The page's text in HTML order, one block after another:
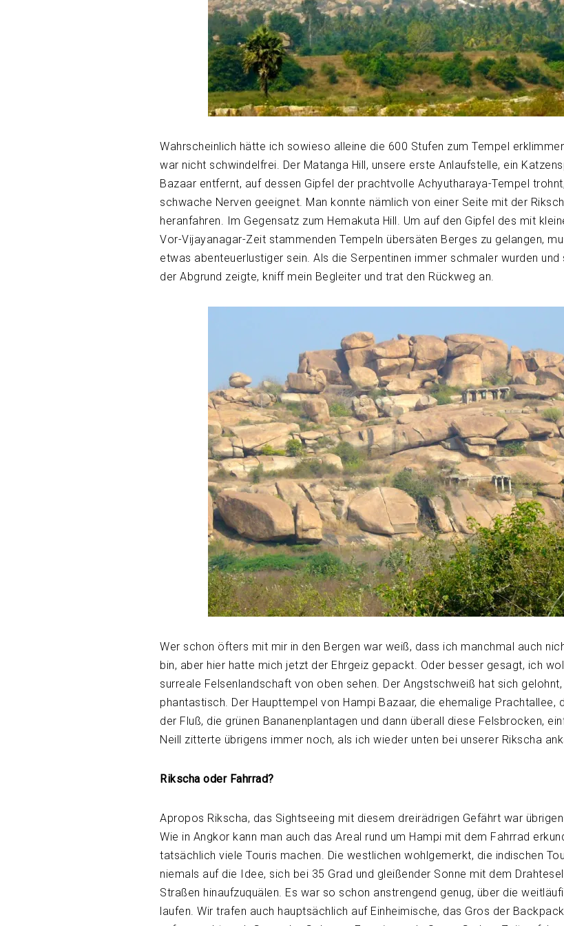
Wahrscheinlich hätte ich sowieso alleine die 600 Stufen zum Tempel
war nicht schwindelfrei. Der Matanga Hill, unsere erste Anlaufstelle, ein
Bazaar entfernt, auf dessen Gipfel der prachtvolle Achyutharaya-Tempel
schwache Nerven geeignet. Man konnte nämlich von einer Seite mit der
heranfahren. Im Gegensatz zum Hemakuta Hill. Um auf den Gipfel des mit
Vor-Vijayanagar-Zeit stammenden Tempeln übersäten Berges zu gelangen,
etwas abenteuerlustiger sein. Als die Serpentinen immer schmaler wurden und
der Abgrund zeigte, kniff mein Begleiter und trat den Rückweg an.
Wer schon öfters mit mir in den Bergen war weiß, dass ich manchmal auch
bin, aber hier hatte mich jetzt der Ehrgeiz gepackt. Oder besser gesagt, ich
surreale Felsenlandschaft von oben sehen. Der Angstschweiß hat sich
phantastisch. Der Haupttempel von Hampi Bazaar, die ehemalige Prachtallee,
der Fluß, die grünen Bananenplantagen und dann überall diese Felsbrocken,
Neill zitterte übrigens immer noch, als ich wieder unten bei unserer Rikscha
Rikscha oder Fahrrad?
Apropos Rikscha, das Sightseeing mit diesem dreirädrigen Gefährt war
Wie in Angkor kann man auch das Areal rund um Hampi mit dem Fahrrad
tatsächlich viele Touris machen. Die westlichen wohlgemerkt, die indischen
niemals auf die Idee, sich bei 35 Grad und gleißender Sonne mit dem
Straßen hinaufzuquälen. Es war so schon anstrengend genug, über die
laufen. Wir trafen auch hauptsächlich auf Einheimische, das Gros der